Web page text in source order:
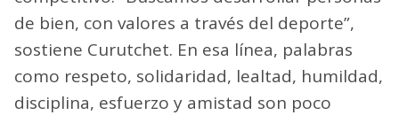
de bien, con valores a través del deporte”,
sostiene Curutchet. En esa línea, palabras
como respeto, solidaridad, lealtad, humildad,
disciplina, esfuerzo y amistad son poco